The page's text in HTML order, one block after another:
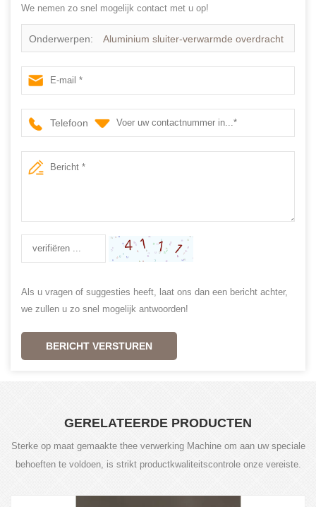
We nemen zo snel mogelijk contact met u op!
Onderwerpen: Aluminium sluiter-verwarmde overdracht
afdrukken Nieuwe kleur
Telefoon
Als u vragen of suggesties heeft, laat ons dan een bericht achter,
we zullen u zo snel mogelijk antwoorden!
BERICHT VERSTUREN
GERELATEERDE PRODUCTEN
Sterke op maat gemaakte thee verwerking Machine om aan uw speciale
behoeften te voldoen, is strikt productkwaliteitscontrole onze vereiste.